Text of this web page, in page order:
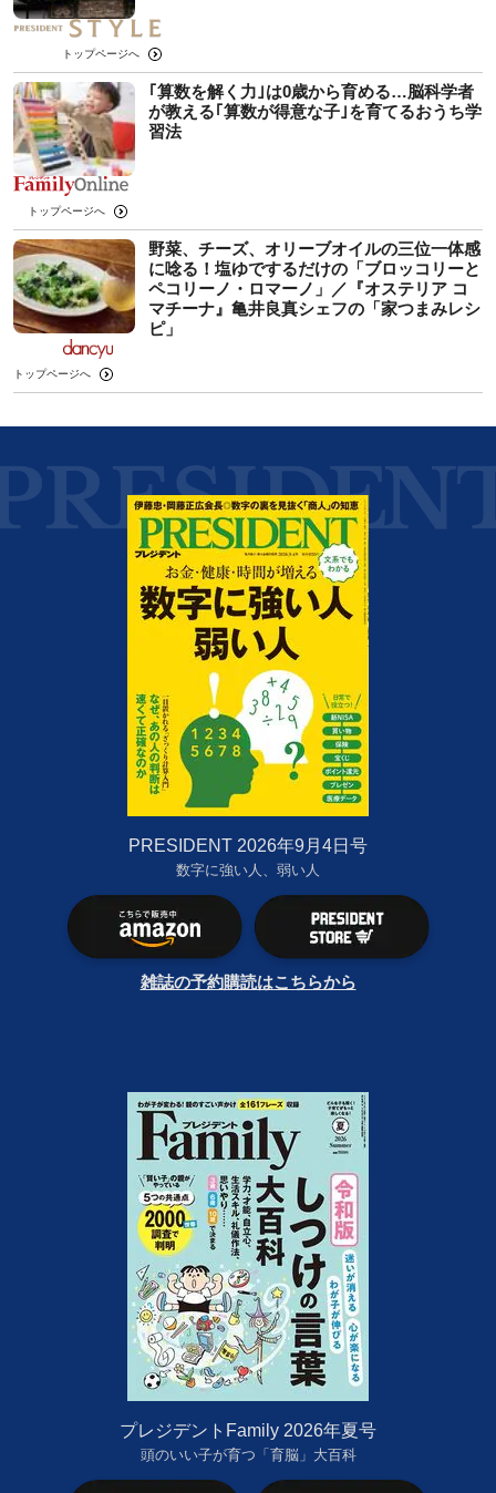
トップページへ
｢算数を解く力｣は0歳から育める…脳科学者
が教える｢算数が得意な子｣を育てるおうち学
習法
トップページへ
野菜、チーズ、オリーブオイルの三位一体感
に唸る！塩ゆでするだけの「ブロッコリーと
ペコリーノ・ロマーノ」／『オステリア コ
マチーナ』亀井良真シェフの「家つまみレシ
ピ」
トップページへ
PRESIDENT 2026年9月4日号
数字に強い人、弱い人
雑誌の予約購読はこちらから
プレジデントFamily 2026年夏号
頭のいい子が育つ「育脳」大百科